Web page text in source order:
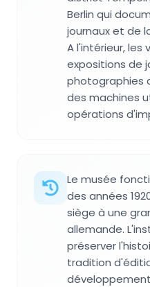
Berlin qui
journaux et de
A l'intérieur, les
expositions de
photographies
des machines
opérations
Le musée
des années
siège à une
allemande.
préserver
tradition